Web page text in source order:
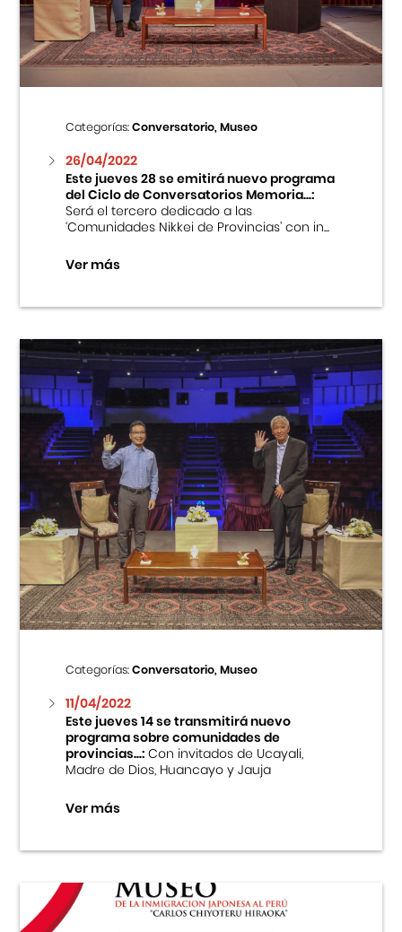
Centro Cultural Peruano Japonés
Museo de la Inmigración Japonesa
Fondo Editorial
Teatro Peruano Japonés
Categorías:Conversatorio, Museo
26/04/2022
Este jueves 28 se emitirá nuevo programa
del Ciclo de Conversatorios Memoria...:
Será el tercero dedicado a las
‘Comunidades Nikkei de Provincias’ con in...
Ver más
Categorías:Conversatorio, Museo
11/04/2022
Este jueves 14 se transmitirá nuevo
programa sobre comunidades de
provincias...:Con invitados de Ucayali,
Madre de Dios, Huancayo y Jauja
Ver más